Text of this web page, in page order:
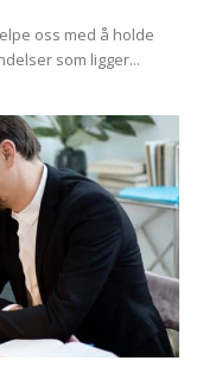
oss med å holde
som ligger...